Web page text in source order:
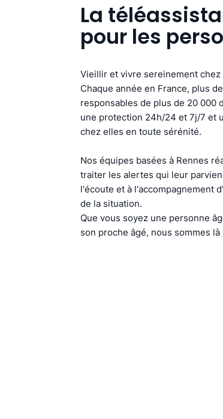
La
pour les
Vieillir et vivre sereinement chez
Chaque année en France, plus
responsables de plus de 20 000
une protection 24h/24 et 7j/7 et
chez elles en toute sérénité.​
Nos équipes basées à Rennes
traiter les alertes qui leur
l'écoute et à l'accompagnement
de la situation.
Que vous soyez une personne
son proche âgé, nous sommes